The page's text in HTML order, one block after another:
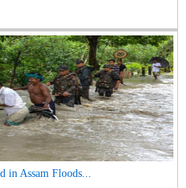
in Assam Floods...